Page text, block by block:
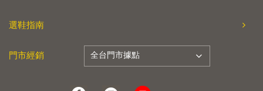
選鞋指南
門市經銷 全台門市據點